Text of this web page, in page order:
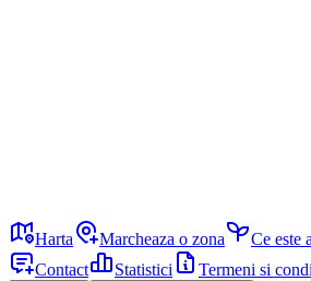
Harta Marcheaza o zona Ce este
Contact
Statistici Termeni si